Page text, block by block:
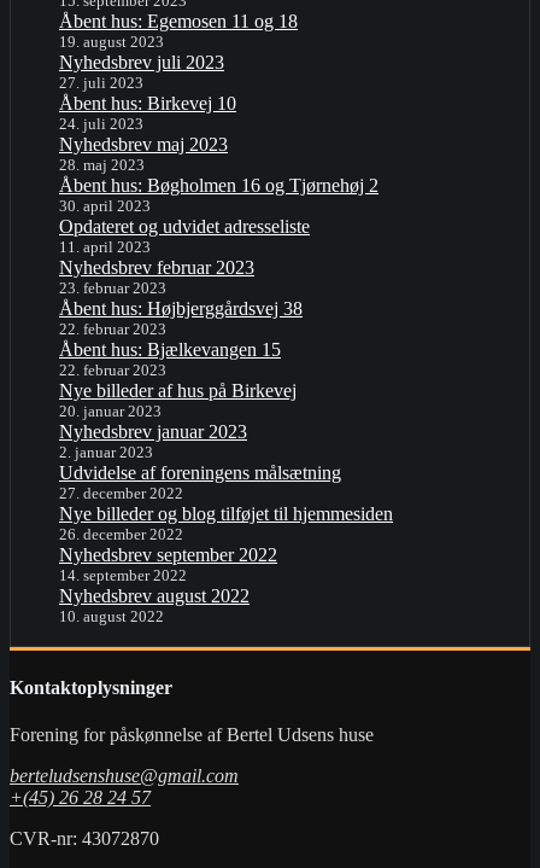
Åbent hus: Egemosen 11 og 18
19. august 2023
Nyhedsbrev juli 2023
27. juli 2023
Åbent hus: Birkevej 10
24. juli 2023
Nyhedsbrev maj 2023
28. maj 2023
Åbent hus: Bøgholmen 16 og Tjørnehøj 2
30. april 2023
Opdateret og udvidet adresseliste
11. april 2023
Nyhedsbrev februar 2023
23. februar 2023
Åbent hus: Højbjerggårdsvej 38
22. februar 2023
Åbent hus: Bjælkevangen 15
22. februar 2023
Nye billeder af hus på Birkevej
20. januar 2023
Nyhedsbrev januar 2023
2. januar 2023
Udvidelse af foreningens målsætning
27. december 2022
Nye billeder og blog tilføjet til hjemmesiden
26. december 2022
Nyhedsbrev september 2022
14. september 2022
Nyhedsbrev august 2022
10. august 2022
Kontaktoplysninger
Forening for påskønnelse af Bertel Udsens huse
berteludsenshuse@gmail.com
+(45) 26 28 24 57
CVR-nr: 43072870